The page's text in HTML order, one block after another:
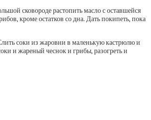
сковороде растопить масло с оставшейся
кроме остатков со дна. Дать покипеть, пока
соки из жаровни в маленькую кастрюлю и
и жареный чеснок и грибы, разогреть и